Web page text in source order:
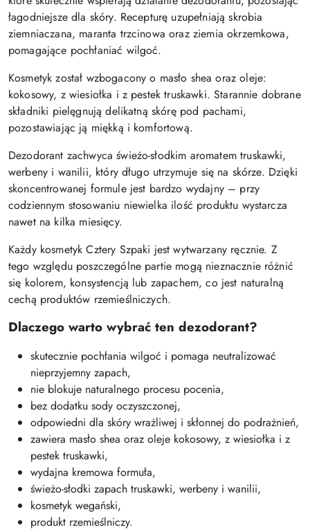
łagodniejsze dla skóry. Recepturę uzupełniają skrobia
ziemniaczana, maranta trzcinowa oraz ziemia okrzemkowa,
pomagające pochłaniać wilgoć.
Kosmetyk został wzbogacony o masło shea oraz oleje:
kokosowy, z wiesiołka i z pestek truskawki. Starannie dobrane
składniki pielęgnują delikatną skórę pod pachami,
pozostawiając ją miękką i komfortową.
Dezodorant zachwyca świeżo-słodkim aromatem truskawki,
werbeny i wanilii, który długo utrzymuje się na skórze. Dzięki
skoncentrowanej formule jest bardzo wydajny – przy
codziennym stosowaniu niewielka ilość produktu wystarcza
nawet na kilka miesięcy.
Każdy kosmetyk Cztery Szpaki jest wytwarzany ręcznie. Z
tego względu poszczególne partie mogą nieznacznie różnić
się kolorem, konsystencją lub zapachem, co jest naturalną
cechą produktów rzemieślniczych.
Dlaczego warto wybrać ten dezodorant?
skutecznie pochłania wilgoć i pomaga neutralizować
nieprzyjemny zapach,
nie blokuje naturalnego procesu pocenia,
bez dodatku sody oczyszczonej,
odpowiedni dla skóry wrażliwej i skłonnej do podrażnień,
zawiera masło shea oraz oleje kokosowy, z wiesiołka i z
pestek truskawki,
wydajna kremowa formuła,
świeżo-słodki zapach truskawki, werbeny i wanilii,
kosmetyk wegański,
produkt rzemieślniczy.